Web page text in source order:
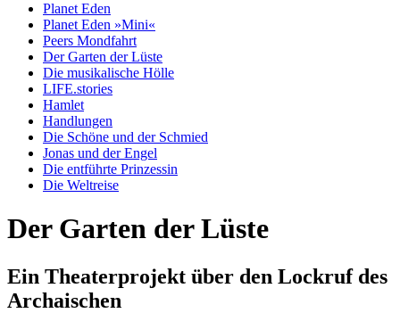
Planet Eden
Planet Eden »Mini«
Peers Mondfahrt
Der Garten der Lüste
Die musikalische Hölle
LIFE.stories
Hamlet
Handlungen
Die Schöne und der Schmied
Jonas und der Engel
Die entführte Prinzessin
Die Weltreise
Der Garten der Lüste
Ein Theaterprojekt über den Lockruf des
Archaischen